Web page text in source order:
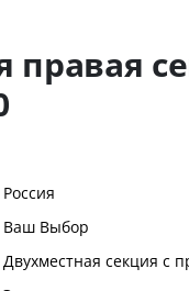
правая
Россия
Ваш Выбор
Двухместная секция с